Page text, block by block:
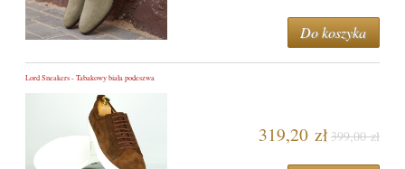
Do koszyka
Lord Sneakers - Tabakowy biała podeszwa
319,20 zł 399,00 zł